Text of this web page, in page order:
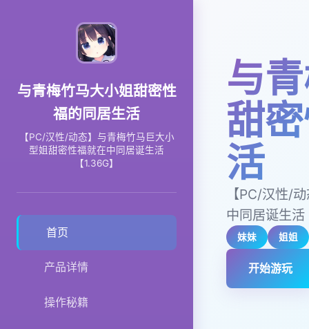
与青梅竹马大小姐甜密性
福的同居生活
【PC/汉性/动态】与青梅竹马巨大小
型姐甜密性福就在中同居诞生活
【1.36G】
首页
产品详情
操作秘籍
与
甜
活
【PC/汉性/
中同居诞生活
妹妹 姐姐
开始游玩